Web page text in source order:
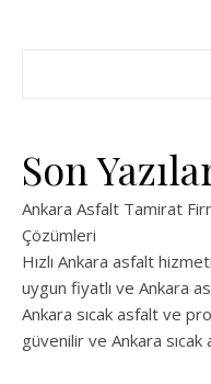
Son
Ankara Asfalt Tamirat
Çözümleri
Hızlı Ankara asfalt
uygun fiyatlı ve Ankara
Ankara sıcak asfalt ve
güvenilir ve Ankara sıcak